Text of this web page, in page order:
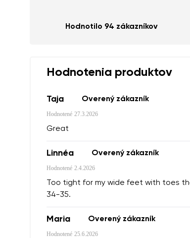
Hodnotilo 94 zákazníkov
Hodnotenia produktov
Taja Overený zákazník
Hodnotené 27.3.2026
Great
Linnéa Overený zákazník
Hodnotené 2.4.2026
Too tight for my wide feet with toes
34-35.
Maria Overený zákazník
Hodnotené 25.6.2026
Vaše